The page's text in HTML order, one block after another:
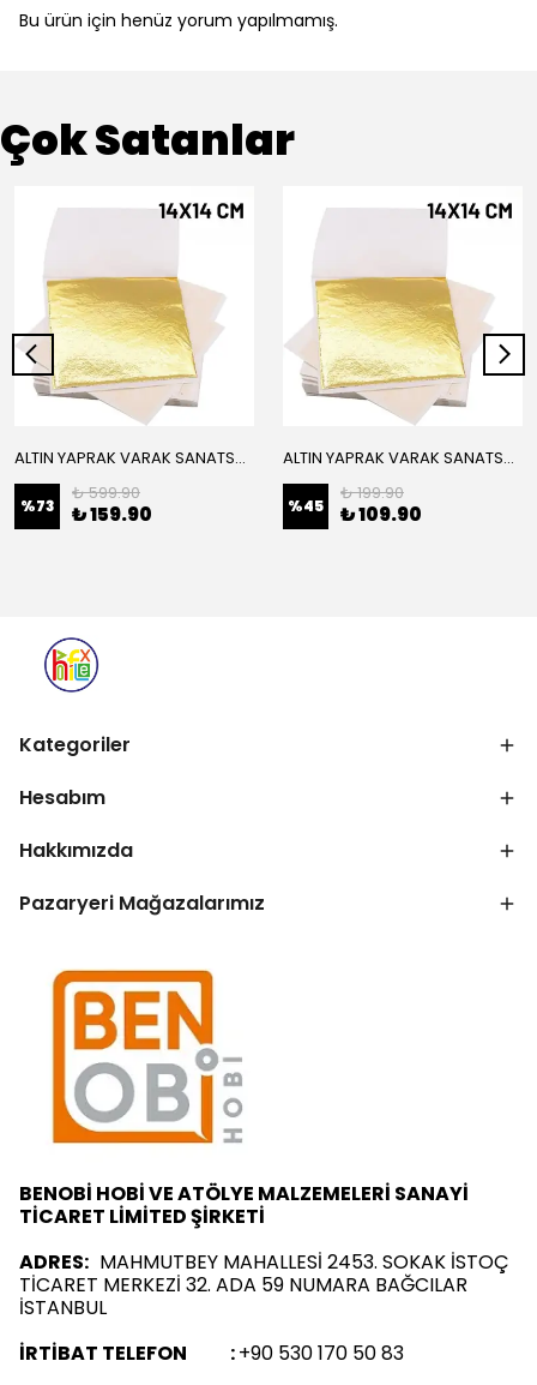
Bu ürün için henüz yorum yapılmamış.
Çok Satanlar
ALTIN YAPRAK VARAK SANATSAL BÜYÜK BOY FOLYO EPOKSİ REÇİNE NAİL ART 16 ADET 14X14 CM ALTIN RENK
%73
₺ 599.90
₺ 159.90
ALTIN YAPRAK VARAK SANATSAL BÜYÜK BOY FOLYO EPOKSİ REÇİNE NAİL ART 8 ADET ALTIN RENK 14X14 CM
%45
₺ 199.90
₺ 109.90
Kategoriler
Hesabım
Hakkımızda
Pazaryeri Mağazalarımız
BENOBİ HOBİ VE ATÖLYE MALZEMELERİ SANAYİ
TİCARET LİMİTED ŞİRKETİ
ADRES: MAHMUTBEY MAHALLESİ 2453. SOKAK İSTOÇ
TİCARET MERKEZİ 32. ADA 59 NUMARA BAĞCILAR
İSTANBUL
İRTİBAT TELEFON :+90 530 170 50 83